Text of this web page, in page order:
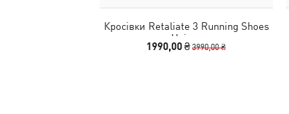
Кросівки Retaliate 3 Running Shoes
Unisex
1990,00 ₴3990,00 ₴